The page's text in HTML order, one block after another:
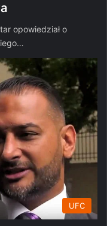
opowiedział o
UFC